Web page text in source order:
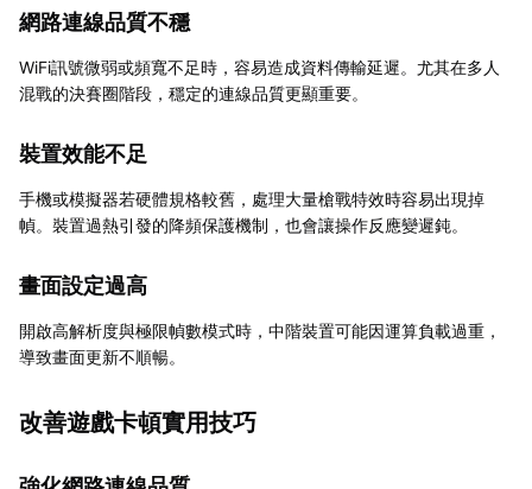
網路連線品質不穩
WiFi訊號微弱或頻寬不足時，容易造成資料傳輸延遲。尤其在多人
混戰的決賽圈階段，穩定的連線品質更顯重要。
裝置效能不足
手機或模擬器若硬體規格較舊，處理大量槍戰特效時容易出現掉
幀。裝置過熱引發的降頻保護機制，也會讓操作反應變遲鈍。
畫面設定過高
開啟高解析度與極限幀數模式時，中階裝置可能因運算負載過重，
導致畫面更新不順暢。
改善遊戲卡頓實用技巧